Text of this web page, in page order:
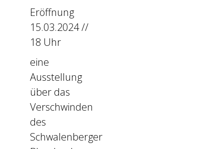
Eröffnung
15.03.2024 //
18 Uhr
eine
Ausstellung
über das
Verschwinden
des
Schwalenberger